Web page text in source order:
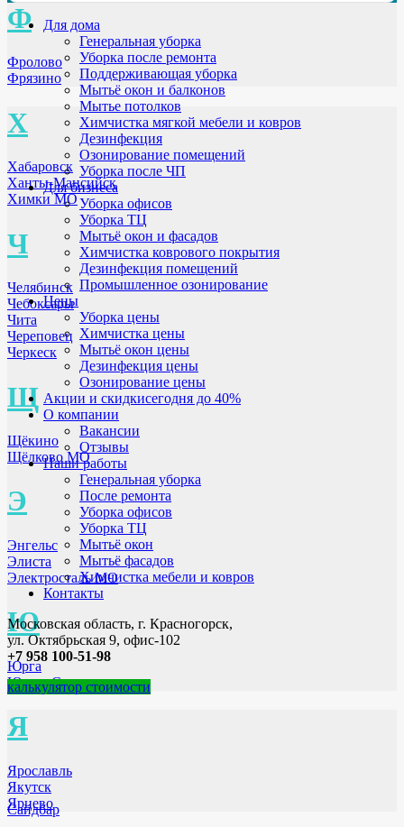
Ф
Фролово
Фрязино
Х
Хабаровск
Ханты-Мансийск
Химки МО
Ч
Челябинск
Чебоксары
Чита
Череповец
Черкеск
Щ
Щёкино
Щёлково МО
Э
Энгельс
Элиста
Электросталь МО
Ю
Юрга
Южно-Сахалинск
Я
Ярославль
Якутск
Ярцево
Для дома
Генеральная уборка
Уборка после ремонта
Поддерживающая уборка
Мытьё окон и балконов
Мытье потолков
Химчистка мягкой мебели и ковров
Дезинфекция
Озонирование помещений
Уборка после ЧП
Для бизнеса
Уборка офисов
Уборка ТЦ
Мытьё окон и фасадов
Химчистка коврового покрытия
Дезинфекция помещений
Промышленное озонирование
Цены
Уборка цены
Химчистка цены
Мытьё окон цены
Дезинфекция цены
Озонирование цены
Акции и скидкисегодня до 40%
О компании
Вакансии
Отзывы
Наши работы
Генеральная уборка
После ремонта
Уборка офисов
Уборка ТЦ
Мытьё окон
Мытьё фасадов
Химчистка мебели и ковров
Контакты
Московская область, г. Красногорск,
ул. Октябрьская 9, офис-102
+7 958 100-51-98
калькулятор стоимости
Сайдбар